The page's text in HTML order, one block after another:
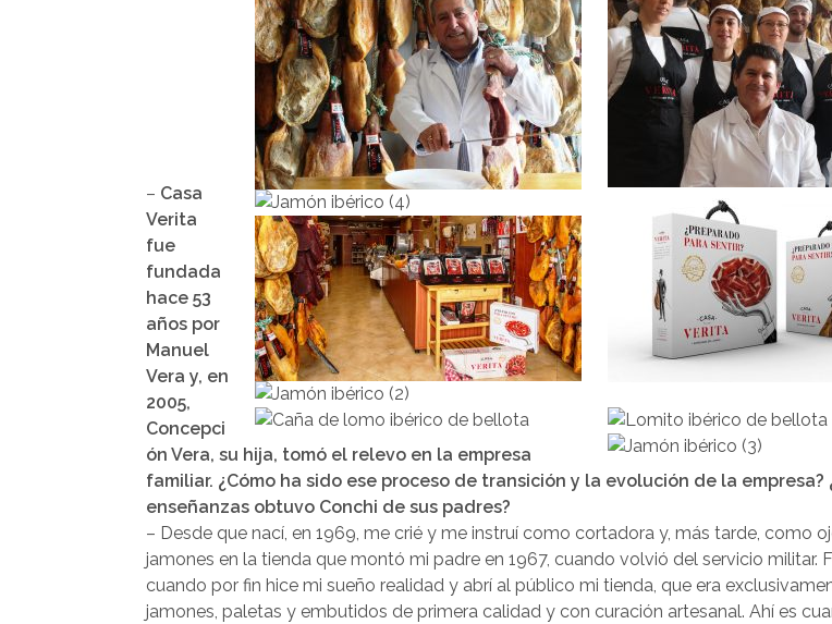
– Casa
Verita
fue
fundada
hace 53
años por
Manuel
Vera y, en
2005,
Concepci
ón Vera, su hija, tomó el relevo en la empresa
familiar. ¿Cómo ha sido ese proceso de transición y la evolución de la empresa?
enseñanzas obtuvo Conchi de sus padres?
– Desde que nací, en 1969, me crié y me instruí como cortadora y, más tarde, como
jamones en la tienda que montó mi padre en 1967, cuando volvió del servicio militar.
cuando por fin hice mi sueño realidad y abrí al público mi tienda, que era
jamones, paletas y embutidos de primera calidad y con curación artesanal. Ahí es